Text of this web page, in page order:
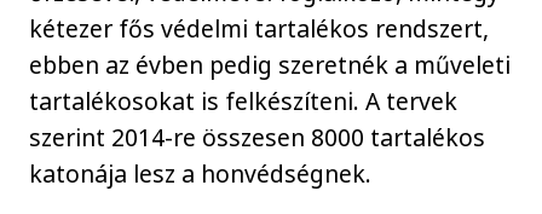
kétezer fős védelmi tartalékos rendszert,
ebben az évben pedig szeretnék a műveleti
tartalékosokat is felkészíteni. A tervek
szerint 2014-re összesen 8000 tartalékos
katonája lesz a honvédségnek.